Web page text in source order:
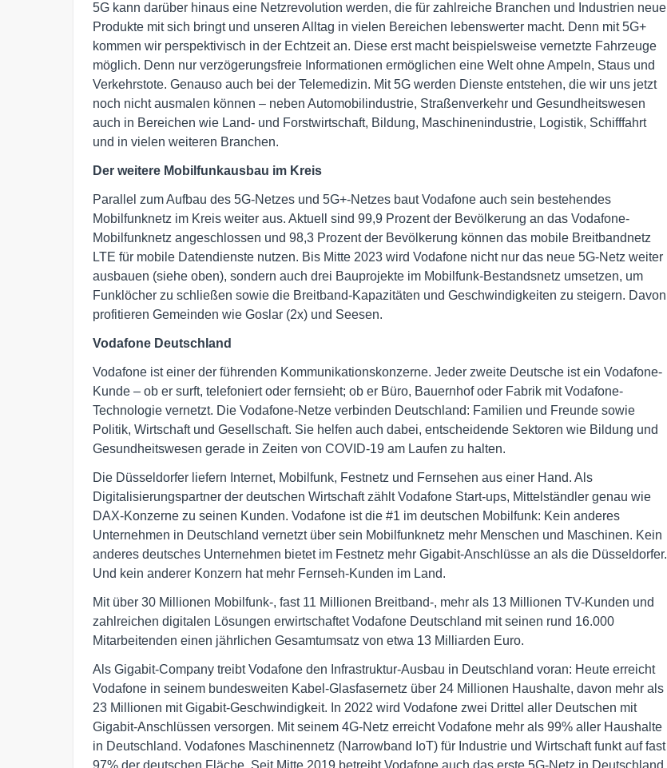
5G kann darüber hinaus eine Netzrevolution werden, die für zahlreiche Branchen und Industrien neue
Produkte mit sich bringt und unseren Alltag in vielen Bereichen lebenswerter macht. Denn mit 5G+
kommen wir perspektivisch in der Echtzeit an. Diese erst macht beispielsweise vernetzte Fahrzeuge
möglich. Denn nur verzögerungsfreie Informationen ermöglichen eine Welt ohne Ampeln, Staus und
Verkehrstote. Genauso auch bei der Telemedizin. Mit 5G werden Dienste entstehen, die wir uns jetzt
noch nicht ausmalen können – neben Automobilindustrie, Straßenverkehr und Gesundheitswesen
auch in Bereichen wie Land- und Forstwirtschaft, Bildung, Maschinenindustrie, Logistik, Schifffahrt
und in vielen weiteren Branchen.
Der weitere Mobilfunkausbau im Kreis
Parallel zum Aufbau des 5G-Netzes und 5G+-Netzes baut Vodafone auch sein bestehendes
Mobilfunknetz im Kreis weiter aus. Aktuell sind 99,9 Prozent der Bevölkerung an das Vodafone-
Mobilfunknetz angeschlossen und 98,3 Prozent der Bevölkerung können das mobile Breitbandnetz
LTE für mobile Datendienste nutzen. Bis Mitte 2023 wird Vodafone nicht nur das neue 5G-Netz weiter
ausbauen (siehe oben), sondern auch drei Bauprojekte im Mobilfunk-Bestandsnetz umsetzen, um
Funklöcher zu schließen sowie die Breitband-Kapazitäten und Geschwindigkeiten zu steigern. Davon
profitieren Gemeinden wie Goslar (2x) und Seesen.
Vodafone Deutschland
Vodafone ist einer der führenden Kommunikationskonzerne. Jeder zweite Deutsche ist ein Vodafone-
Kunde – ob er surft, telefoniert oder fernsieht; ob er Büro, Bauernhof oder Fabrik mit Vodafone-
Technologie vernetzt. Die Vodafone-Netze verbinden Deutschland: Familien und Freunde sowie
Politik, Wirtschaft und Gesellschaft. Sie helfen auch dabei, entscheidende Sektoren wie Bildung und
Gesundheitswesen gerade in Zeiten von COVID-19 am Laufen zu halten.
Die Düsseldorfer liefern Internet, Mobilfunk, Festnetz und Fernsehen aus einer Hand. Als
Digitalisierungspartner der deutschen Wirtschaft zählt Vodafone Start-ups, Mittelständler genau wie
DAX-Konzerne zu seinen Kunden. Vodafone ist die #1 im deutschen Mobilfunk: Kein anderes
Unternehmen in Deutschland vernetzt über sein Mobilfunknetz mehr Menschen und Maschinen. Kein
anderes deutsches Unternehmen bietet im Festnetz mehr Gigabit-Anschlüsse an als die Düsseldorfer.
Und kein anderer Konzern hat mehr Fernseh-Kunden im Land.
Mit über 30 Millionen Mobilfunk-, fast 11 Millionen Breitband-, mehr als 13 Millionen TV-Kunden und
zahlreichen digitalen Lösungen erwirtschaftet Vodafone Deutschland mit seinen rund 16.000
Mitarbeitenden einen jährlichen Gesamtumsatz von etwa 13 Milliarden Euro.
Als Gigabit-Company treibt Vodafone den Infrastruktur-Ausbau in Deutschland voran: Heute erreicht
Vodafone in seinem bundesweiten Kabel-Glasfasernetz über 24 Millionen Haushalte, davon mehr als
23 Millionen mit Gigabit-Geschwindigkeit. In 2022 wird Vodafone zwei Drittel aller Deutschen mit
Gigabit-Anschlüssen versorgen. Mit seinem 4G-Netz erreicht Vodafone mehr als 99% aller Haushalte
in Deutschland. Vodafones Maschinennetz (Narrowband IoT) für Industrie und Wirtschaft funkt auf fast
97% der deutschen Fläche. Seit Mitte 2019 betreibt Vodafone auch das erste 5G-Netz in Deutschland